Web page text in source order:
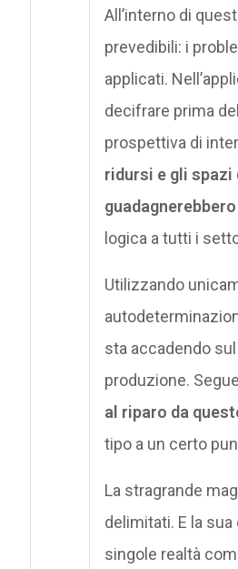
All’interno di
prevedibili: i
applicati.
decifrare prima
prospettiva di
ridursi e gli
logica a tutti i
Utilizzando
sta accadendo
produzione.
al riparo da
tipo a un certo
La stragrande
delimitati. E la
singole realtà